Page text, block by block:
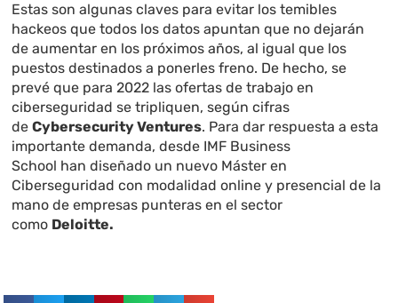
Estas son algunas claves para evitar los temibles
hackeos que todos los datos apuntan que no dejarán
de aumentar en los próximos años, al igual que los
puestos destinados a ponerles freno. De hecho, se
prevé que para 2022 las ofertas de trabajo en
ciberseguridad se tripliquen, según cifras
deCybersecurity Ventures. Para dar respuesta a esta
importante demanda, desde IMF Business
School han diseñado un nuevo Máster en
Ciberseguridad con modalidad online y presencial de la
mano de empresas punteras en el sector
como Deloitte.